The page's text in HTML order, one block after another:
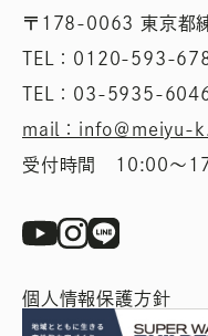
〒178-0063 東京都
TEL：0120-593-
TEL：03-5935-
mail：info＠meiyu-
受付時間 10:00〜
個人情報保護方針